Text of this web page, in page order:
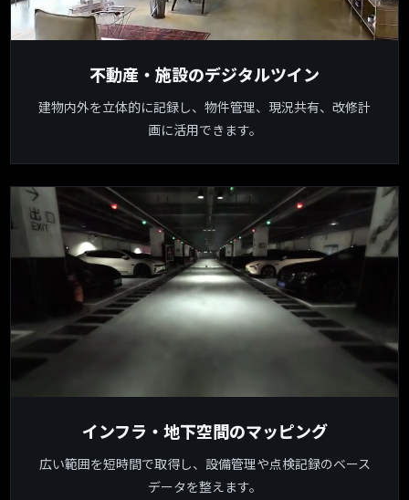
不動産・施設のデジタルツイン
建物内外を立体的に記録し、物件管理、現況共有、改修計
画に活用できます。
インフラ・地下空間のマッピング
広い範囲を短時間で取得し、 設備管理や点検記録のベース
データを整えます。